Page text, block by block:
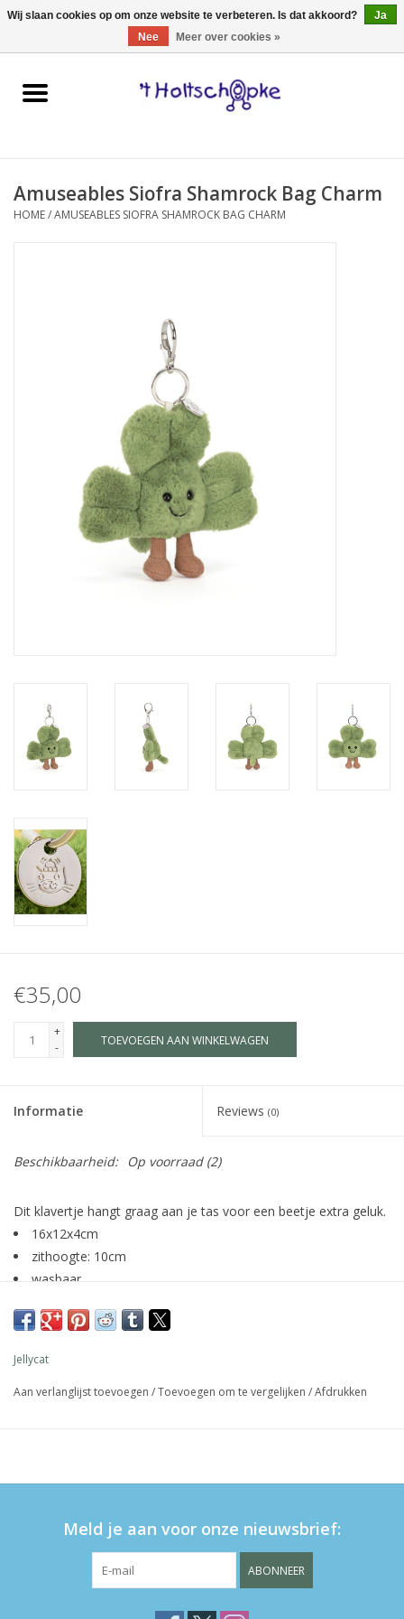
0 Artikelen - €0,00
Home
spellen
Amuseables Siofra Shamrock Bag Charm
HOME/AMUSEABLES SIOFRA SHAMROCK BAG CHARM
€35,00
+
-
TOEVOEGEN AAN WINKELWAGEN
Informatie Reviews (0)
Beschikbaarheid: Op voorraad(2)
Dit klavertje hangt graag aan je tas voor een beetje extra geluk.
16x12x4cm
zithoogte: 10cm
wasbaar
LET OP: niet geschikt voor kinderen onder 12 maanden
Jellycat
Aan verlanglijst toevoegen /Toevoegen om te vergelijken /Afdrukken
Meld je aan voor onze nieuwsbrief:
ABONNEER
Wij slaan cookies op om onze website te verbeteren. Is dat akkoord?
Ja
Nee
Meer over cookies »